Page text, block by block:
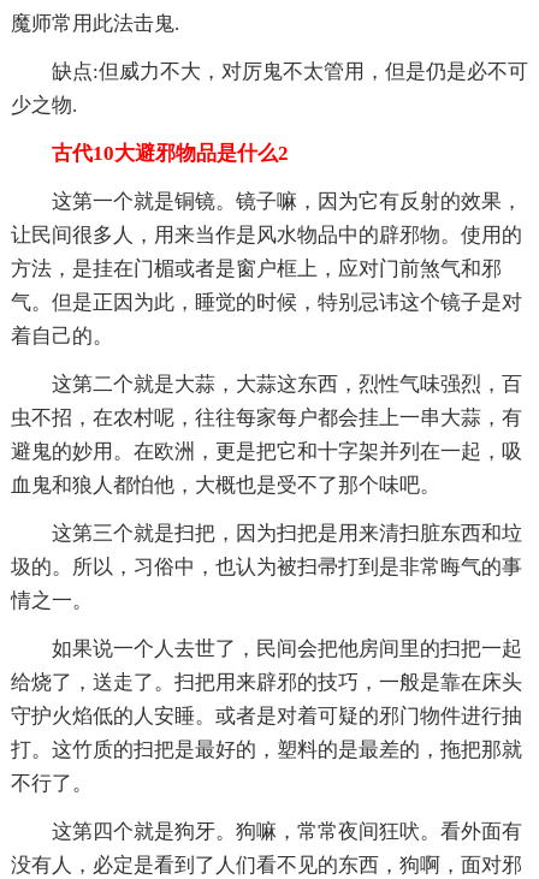
魔师常用此法击鬼.
缺点:但威力不大，对厉鬼不太管用，但是仍是必不可
少之物.
古代10大避邪物品是什么2
这第一个就是铜镜。镜子嘛，因为它有反射的效果，
让民间很多人，用来当作是风水物品中的辟邪物。使用的
方法，是挂在门楣或者是窗户框上，应对门前煞气和邪
气。但是正因为此，睡觉的时候，特别忌讳这个镜子是对
着自己的。
这第二个就是大蒜，大蒜这东西，烈性气味强烈，百
虫不招，在农村呢，往往每家每户都会挂上一串大蒜，有
避鬼的妙用。在欧洲，更是把它和十字架并列在一起，吸
血鬼和狼人都怕他，大概也是受不了那个味吧。
这第三个就是扫把，因为扫把是用来清扫脏东西和垃
圾的。所以，习俗中，也认为被扫帚打到是非常晦气的事
情之一。
如果说一个人去世了，民间会把他房间里的扫把一起
给烧了，送走了。扫把用来辟邪的技巧，一般是靠在床头
守护火焰低的人安睡。或者是对着可疑的邪门物件进行抽
打。这竹质的扫把是最好的，塑料的是最差的，拖把那就
不行了。
这第四个就是狗牙。狗嘛，常常夜间狂吠。看外面有
没有人，必定是看到了人们看不见的东西，狗啊，面对邪